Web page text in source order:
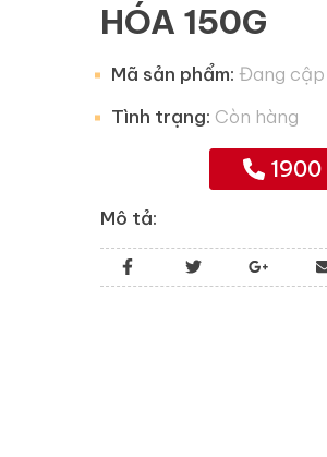
HÓA 150G
Mã sản phẩm: Đang
Tình trạng: Còn hàng
Mô tả: